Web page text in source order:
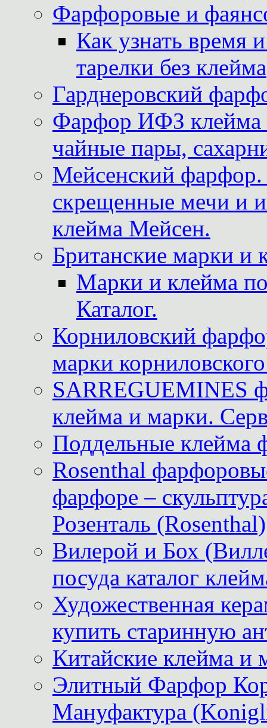
Фарфоровые и
Как узнать время
тарелки без клейма
Гарднеровский
Фарфор ИФЗ клейма
чайные пары,
Мейсенский фарфор.
скрещенные мечи и
клейма Мейсен.
Британские марки и
Марки и клейма
Каталог.
Корниловский
марки
SARREGUEMINES
клейма и марки.
Поддельные клейма
Rosenthal
фарфоре –
Розенталь (Rosenthal)
Вилерой и Бох
посуда каталог
Художественная
купить старинную
Китайские клейма и
Элитный Фарфор
Мануфактура